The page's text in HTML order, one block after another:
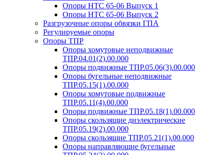
Опоры НТС 65-06 Выпуск 1
Опоры НТС 65-06 Выпуск 2
Разгрузочные опоры обвязки ГПА
Регулируемые опоры
Опоры ТПР
Опоры хомутовые неподвижные
ТПР.04.01(2).00.000
Опоры подвижные ТПР.05.06(3).00.000
Опоры бугельные неподвижные
ТПР.05.15(1).00.000
Опоры хомутовые подвижные
ТПР.05.11(4).00.000
Опоры подвижные ТПР.05.18(1).00.000
Опоры скользящие диэлектрические
ТПР.05.19(2).00.000
Опоры скользящие ТПР.05.21(1).00.000
Опоры направляющие бугельные